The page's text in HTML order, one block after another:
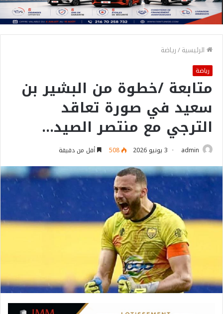
الرئيسية/رياضة
رياضة
متابعة /خطوة من البشير بن
سعيد في صورة تعاقد
الترجي مع منتصر الصيد…
admin 3 يونيو 2026 508 أقل من دقيقة